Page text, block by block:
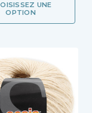
UNE
OPTION